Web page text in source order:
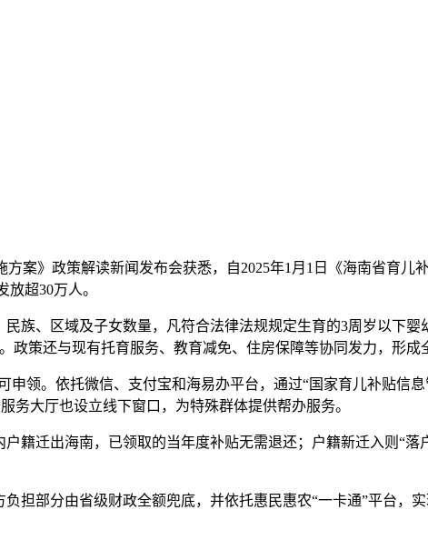
案》政策解读新闻发布会获悉，自2025年1月1日《海南省育儿
超30万人。
、区域及子女数量，凡符合法律法规规定生育的3周岁以下婴
策还与现有托育服务、教育减免、住房保障等协同发力，形成
。依托微信、支付宝和海易办平台，通过“国家育儿补贴信息
务大厅也设立线下窗口，为特殊群体提供帮办服务。
迁出海南，已领取的当年度补贴无需退还；户籍新迁入则“落
部分由省级财政全额兜底，并依托惠民惠农“一卡通”平台，